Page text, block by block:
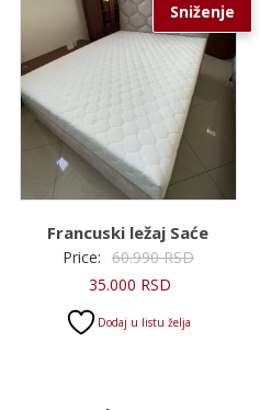
Sniženje
Francuski ležaj Saće
Price: 60.990RSDOriginalna
35.000 RSDTrenutna
Dodaj u listu želja